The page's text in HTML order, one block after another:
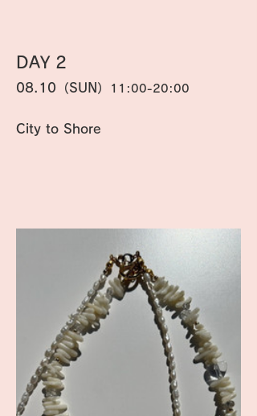
DAY 2
08.10（SUN） 11:00-20:00
City to Shore